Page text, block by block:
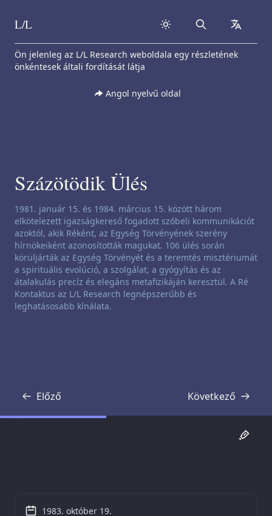
Skip to content
L/L Search
Ön jelenleg az L/L Research weboldala egy részletének
önkéntesek általi fordítását látja
Angol nyelvű oldal
Százötödik Ülés
Csatornázási nyilatkozat:
1981. január 15. és 1984. március 15. között három
elkötelezett igazságkereső fogadott szóbeli kommunikációt
azoktól, akik Réként, az Egység Törvényének szerény
hírnökeiként azonosították magukat. 106 ülés során
körüljárták az Egység Törvényét és a teremtés misztériumát
a spirituális evolúció, a szolgálat, a gyógyítás és az
átalakulás precíz és elegáns metafizikáján keresztül. A Ré
Kontaktus az L/L Research legnépszerűbb és
leghatásosabb kínálata.
Előző
Átirat Következő
Átirat
1983. október 19.